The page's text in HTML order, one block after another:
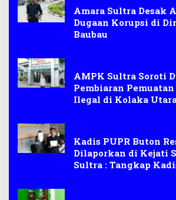
Amara Sultra Desak
Dugaan Korupsi di
Baubau
AMPK Sultra Soroti
Pembiaran
Ilegal di Kolaka
Kadis PUPR Buton
Dilaporkan di Kejati
Sultra : Tangkap